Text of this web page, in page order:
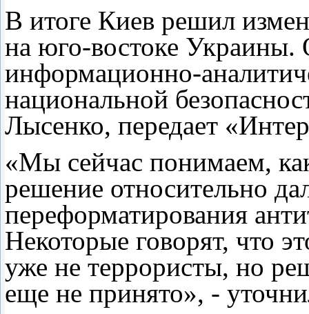
В итоге Киев решил
на юго-востоке
информационно-
национальной
Лысенко, передает
«Мы сейчас понимаем,
решение относительно
переформатирования
Некоторые говорят, что
уже не террористы, но
еще не принято», -